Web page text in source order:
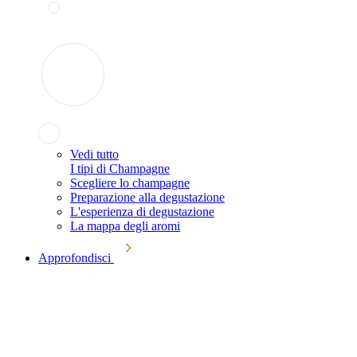
Vedi tutto
I tipi di Champagne
Scegliere lo champagne
Preparazione alla degustazione
L'esperienza di degustazione
La mappa degli aromi
Approfondisci